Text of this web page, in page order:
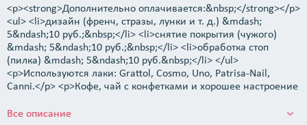
<p><strong>Дополнительно оплачивается:&nbsp;</strong></p>
<ul> <li>дизайн (френч, стразы, лунки и т. д.) &mdash;
5&ndash;10 руб.;&nbsp;</li> <li>снятие покрытия (чужого)
&mdash; 5&ndash;10 руб.;&nbsp;</li> <li>обработка стоп
(пилка) &mdash; 5&ndash;10 руб.&nbsp;</li> </ul>
<p>Используются лаки: Grattol, Cosmo, Uno, Patrisa-Nail,
Canni.</p> <p>Кофе, чай с конфетками и хорошее настроение
клиентов!</p>
Все описание